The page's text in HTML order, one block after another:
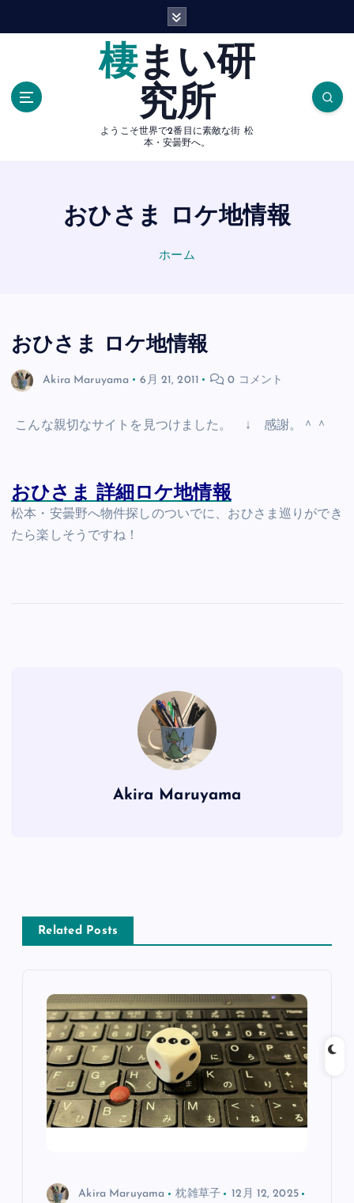
棲まい研
究所
ようこそ世界で2番目に素敵な街 松
本・安曇野へ。
おひさま ロケ地情報
ホーム
おひさま ロケ地情報
Akira Maruyama 6月 21, 2011 0 コメント
こんな親切なサイトを見つけました。 ↓ 感謝。＾＾
おひさま 詳細ロケ地情報
松本・安曇野へ物件探しのついでに、おひさま巡りができ
たら楽しそうですね！
Akira Maruyama
Related Posts
Akira Maruyama 枕雑草子
12月 12, 2025